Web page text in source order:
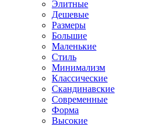
Элитные
Дешевые
Размеры
Большие
Маленькие
Стиль
Минимализм
Классические
Скандинавские
Современные
Форма
Высокие